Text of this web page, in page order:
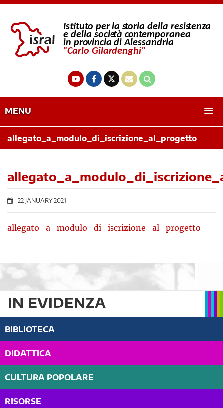
MENU
allegato_a_modulo_di_iscrizione_al_progetto
22 JANUARY 2021
allegato_a_modulo_di_iscrizione_al_progetto
IN EVIDENZA
BIBLIOTECA
DIDATTICA
CULTURA POPOLARE
RISORSE